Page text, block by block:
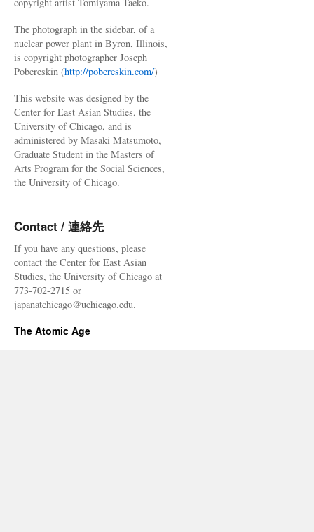
The photograph in the sidebar, of a
nuclear power plant in Byron, Illinois,
is copyright photographer Joseph
Pobereskin (http://pobereskin.com/)
This website was designed by the
Center for East Asian Studies, the
University of Chicago, and is
administered by Masaki Matsumoto,
Graduate Student in the Masters of
Arts Program for the Social Sciences,
the University of Chicago.
Contact / 連絡先
If you have any questions, please
contact the Center for East Asian
Studies, the University of Chicago at
773-702-2715 or
japanatchicago@uchicago.edu.
The Atomic Age